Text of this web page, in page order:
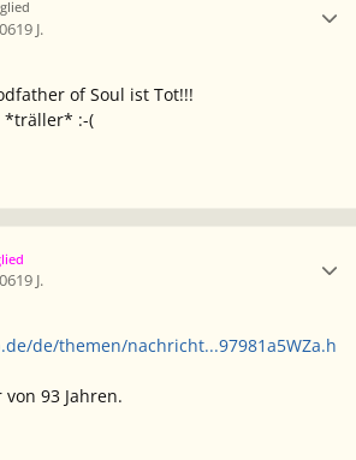
19 J.
of Soul ist Tot!!!
*träller* :-(
19 J.
de/themen/nachricht...97981a5WZa.h
93 Jahren.